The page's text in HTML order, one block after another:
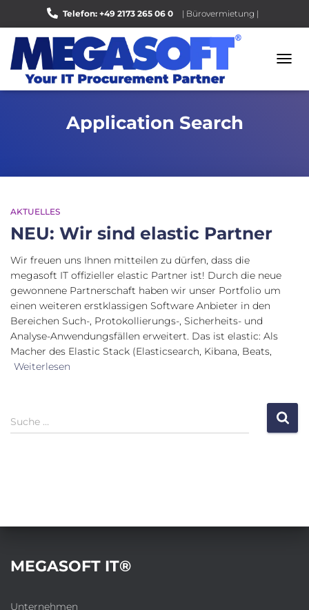
Telefon: +49 2173 265 06 0 | Bürovermietung |
Bewerten Sie uns auf Google |
Application Search
AKTUELLES
NEU: Wir sind elastic Partner
Wir freuen uns Ihnen mitteilen zu dürfen, dass die
megasoft IT offizieller elastic Partner ist! Durch die neue
gewonnene Partnerschaft haben wir unser Portfolio um
einen weiteren erstklassigen Software Anbieter in den
Bereichen Such-, Protokollierungs-, Sicherheits- und
Analyse-Anwendungsfällen erweitert. Das ist elastic: Als
Macher des Elastic Stack (Elasticsearch, Kibana, Beats,
Weiterlesen
S
u
Suche …
MEGASOFT IT®
Unternehmen